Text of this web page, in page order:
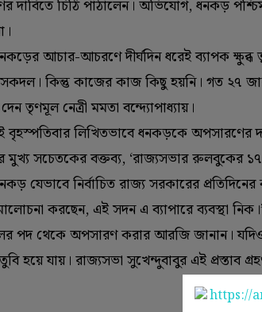
চিঠি পাঠালেন। অভিযোগ, ধনকড়
আচার-আচরণে দীর্ঘদিন ধরেই ব্যাপক
কিন্তু কাজের কাজ কিছু হয়নি। গত ২৭
দেন তৃণমূল নেত্রী মমতা বন্দ্যোপাধ্যায়।
বৃহস্পতিবার লিখিতভাবে ধনকড়কে অপসারণের
সচেতকের বক্তব্য, ‘রাজ্যসভার রুলবুকের ১৭০
যেভাবে নির্বাচিত রাজ্য সরকারের
করছেন, এই সদন এ ব্যাপারে ব্যবস্থা
পদ থেকে অপসারণ করার আরজি জানান।
হয়ে যায়। রাজ্যসভা সুখেন্দুবাবুর এই প্রস্তাব